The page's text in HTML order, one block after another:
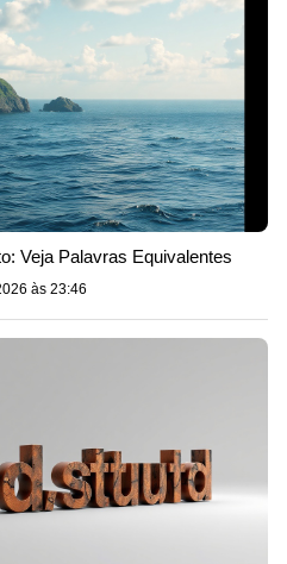
Veja Palavras Equivalentes
às 23:46